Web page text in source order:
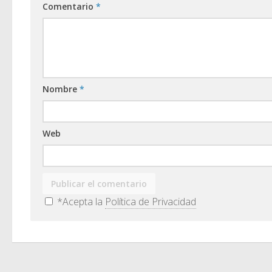
Comentario *
Nombre *
Web
*Acepta la Política de Privacidad